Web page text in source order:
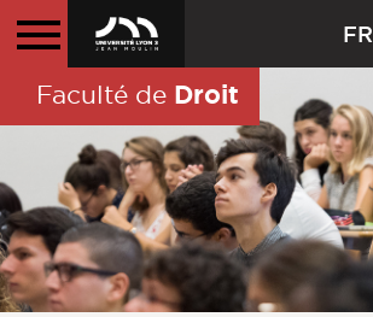
FR
Faculté de Droit